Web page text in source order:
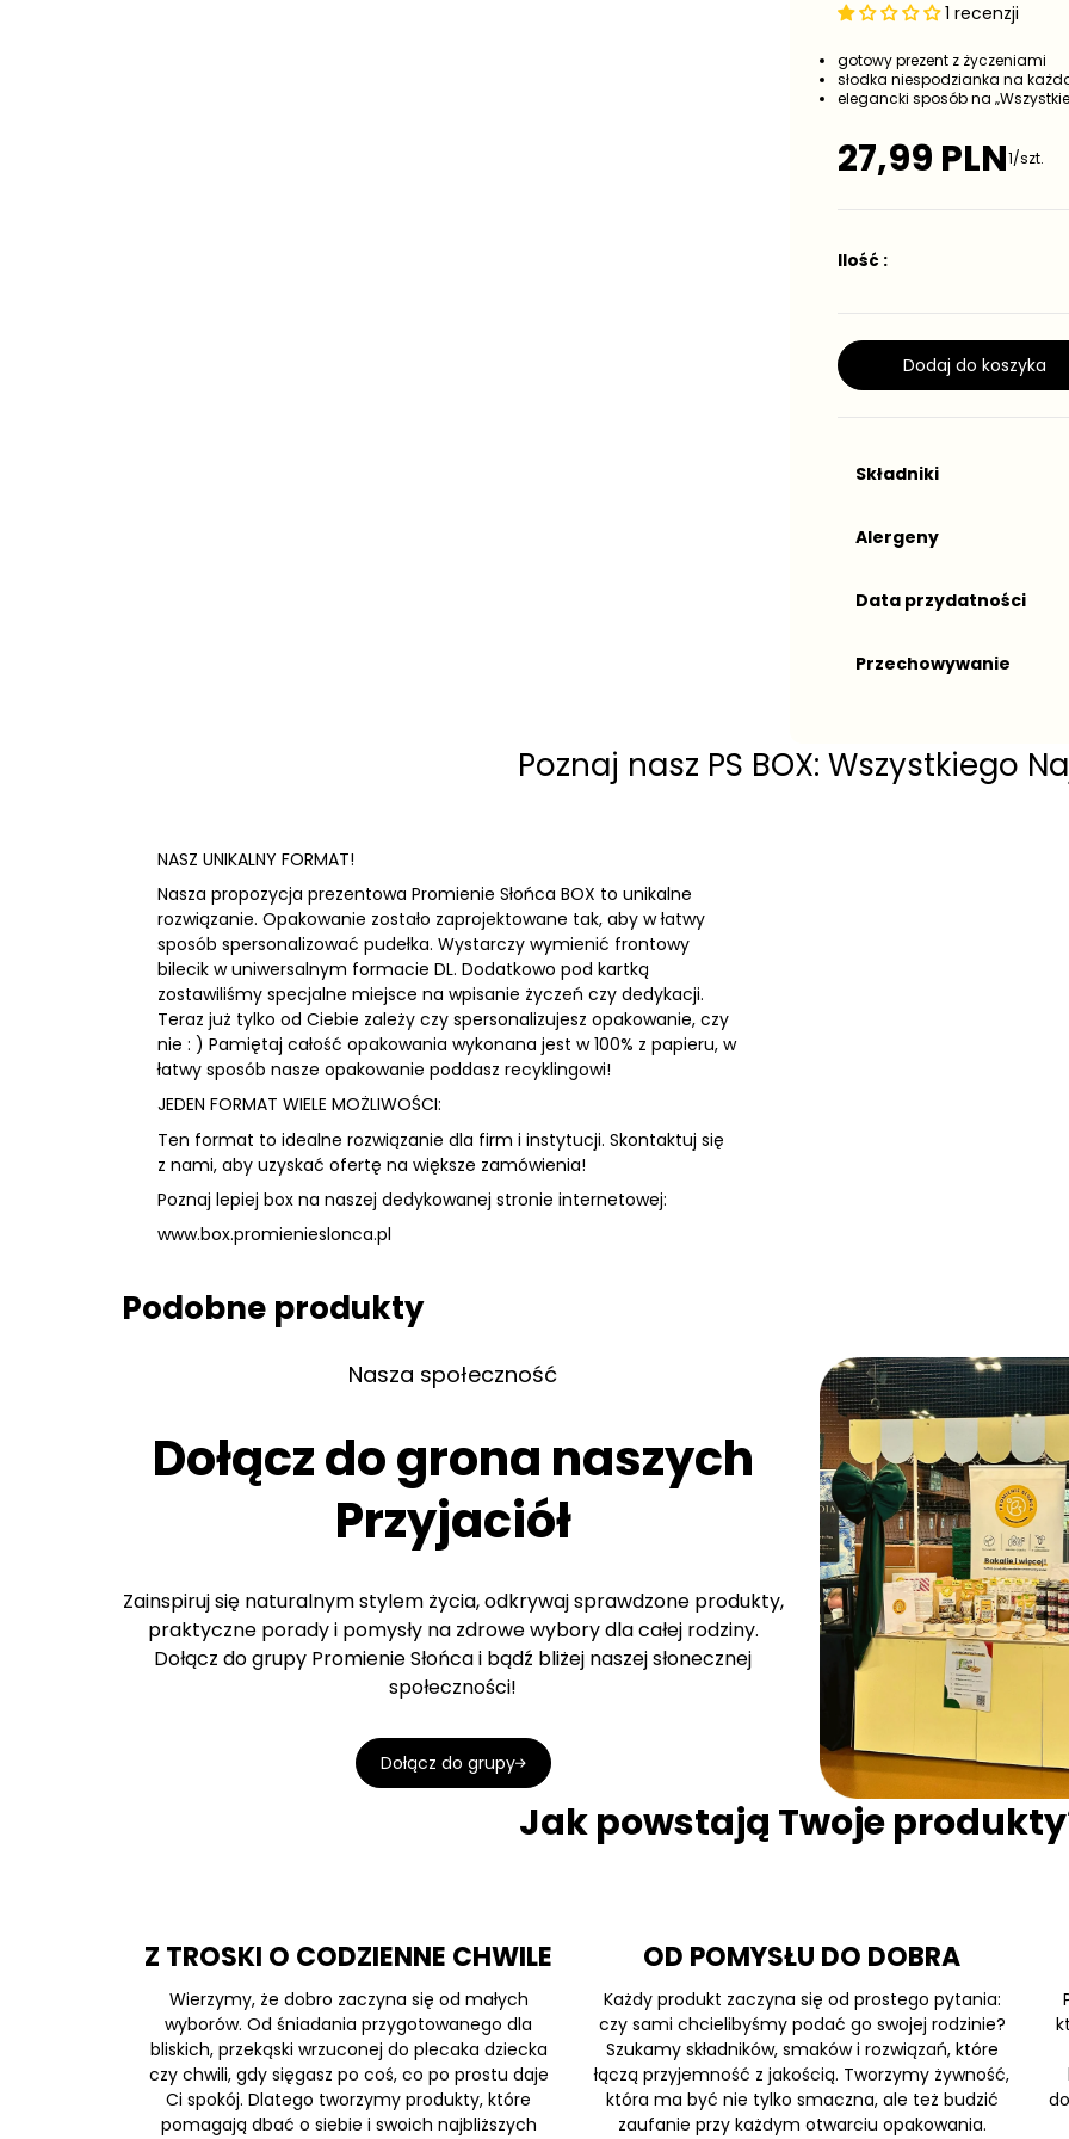
1 recenzji
gotowy prezent z życzeniami
słodka niespodzianka na
elegancki sposób na
C
n
r
l
a
n
27,99 PLN1/szt.
Ilość :
Dodaj do koszyka
Składniki
Alergeny
Data przydatności
Przechowywanie
Poznaj nasz PS BOX: Wszystkiego
NASZ UNIKALNY FORMAT!
Nasza propozycja prezentowa Promienie Słońca BOX to unikalne
rozwiązanie. Opakowanie zostało zaprojektowane tak, aby w łatwy
sposób spersonalizować pudełka. Wystarczy wymienić frontowy
bilecik w uniwersalnym formacie DL. Dodatkowo pod kartką
zostawiliśmy specjalne miejsce na wpisanie życzeń czy dedykacji.
Teraz już tylko od Ciebie zależy czy spersonalizujesz opakowanie, czy
nie : ) Pamiętaj całość opakowania wykonana jest w 100% z papieru, w
łatwy sposób nasze opakowanie poddasz recyklingowi!
JEDEN FORMAT WIELE MOŻLIWOŚCI:
Ten format to idealne rozwiązanie dla firm i instytucji. Skontaktuj się
z nami, aby uzyskać ofertę na większe zamówienia!
Poznaj lepiej box na naszej dedykowanej stronie internetowej:
www.box.promienieslonca.pl
Podobne produkty
Nasza społeczność
Dołącz do grona naszych
Przyjaciół
Zainspiruj się naturalnym stylem życia, odkrywaj sprawdzone produkty,
praktyczne porady i pomysły na zdrowe wybory dla całej rodziny.
Dołącz do grupy Promienie Słońca i bądź bliżej naszej słonecznej
społeczności!
Dołącz do grupy
Jak powstają Twoje
Z TROSKI O CODZIENNE CHWILE
Wierzymy, że dobro zaczyna się od małych
wyborów. Od śniadania przygotowanego dla
bliskich, przekąski wrzuconej do plecaka dziecka
czy chwili, gdy sięgasz po coś, co po prostu daje
Ci spokój. Dlatego tworzymy produkty, które
pomagają dbać o siebie i swoich najbliższych
OD POMYSŁU DO DOBRA
Każdy produkt zaczyna się od prostego pytania:
czy sami chcielibyśmy podać go swojej rodzinie?
Szukamy składników, smaków i rozwiązań, które
łączą przyjemność z jakością. Tworzymy żywność,
która ma być nie tylko smaczna, ale też budzić
zaufanie przy każdym otwarciu opakowania.